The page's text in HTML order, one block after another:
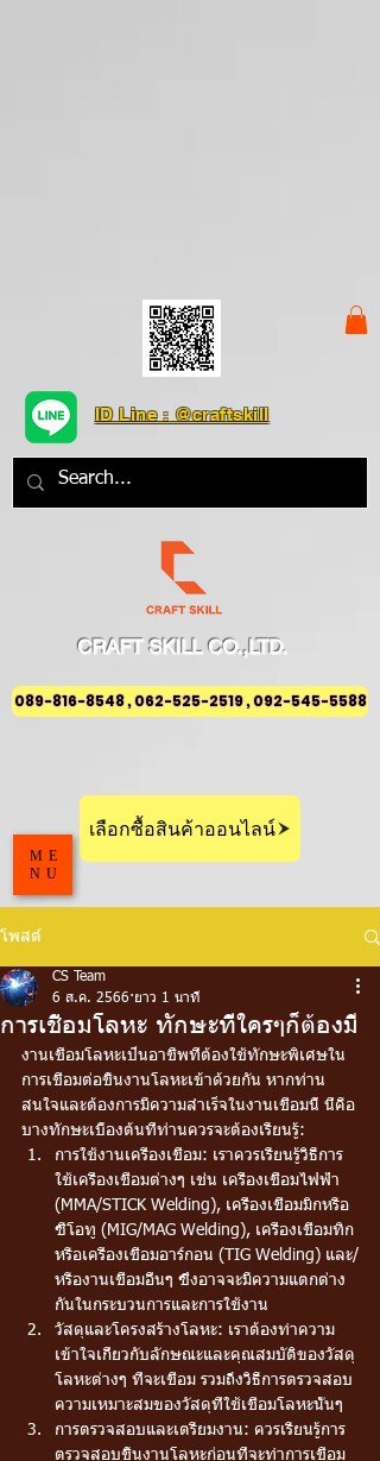
CRAFT SKILL CO.,LTD.
ID Line : @craftskill
089-816-8548 , 062-525-2519 , 092-545-5588
เลือกซื้อสินค้าออนไลน์
ME
NU
โพสต์
การเชื่อมโลหะ ทักษะที่ใครๆก็ต้องมี
CS Team
6 ส.ค. 2566 ยาว 1 นาที
งานเชื่อมโลหะเป็นอาชีพที่ต้องใช้ทักษะพิเศษใน
การเชื่อมต่อชิ้นงานโลหะเข้าด้วยกัน หากท่าน
สนใจและต้องการมีความสำเร็จในงานเชื่อมนี้ นี่คือ
บางทักษะเบื้องต้นที่ท่านควรจะต้องเรียนรู้:
การใช้งานเครื่องเชื่อม: เราควรเรียนรู้วิธีการ
ใช้เครื่องเชื่อมต่างๆ เช่น เครื่องเชื่อมไฟฟ้า
(MMA/STICK Welding), เครื่องเชื่อมมิกหรือ
ซีโอทู (MIG/MAG Welding), เครื่องเชื่อมทิก
หรือเครื่องเชื่อมอาร์กอน (TIG Welding) และ/
หรืองานเชื่อมอื่นๆ ซึ่งอาจจะมีความแตกต่าง
กันในกระบวนการและการใช้งาน
วัสดุและโครงสร้างโลหะ: เราต้องทำความ
เข้าใจเกี่ยวกับลักษณะและคุณสมบัติของวัสดุ
โลหะต่างๆ ที่จะเชื่อม รวมถึงวิธีการตรวจสอบ
ความเหมาะสมของวัสดุที่ใช้เชื่อมโลหะนั้นๆ
การตรวจสอบและเตรียมงาน: ควรเรียนรู้การ
ตรวจสอบชิ้นงานโลหะก่อนที่จะทำการเชื่อม